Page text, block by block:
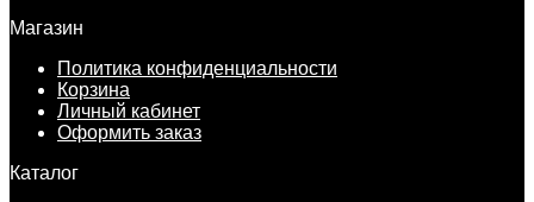
Магазин
Политика конфиденциальности
Корзина
Личный кабинет
Оформить заказ
Каталог